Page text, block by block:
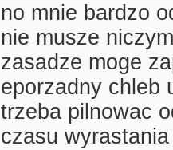
no mnie bardzo
nie musze
zasadze moge
eporzadny chleb
trzeba pilnowac
czasu